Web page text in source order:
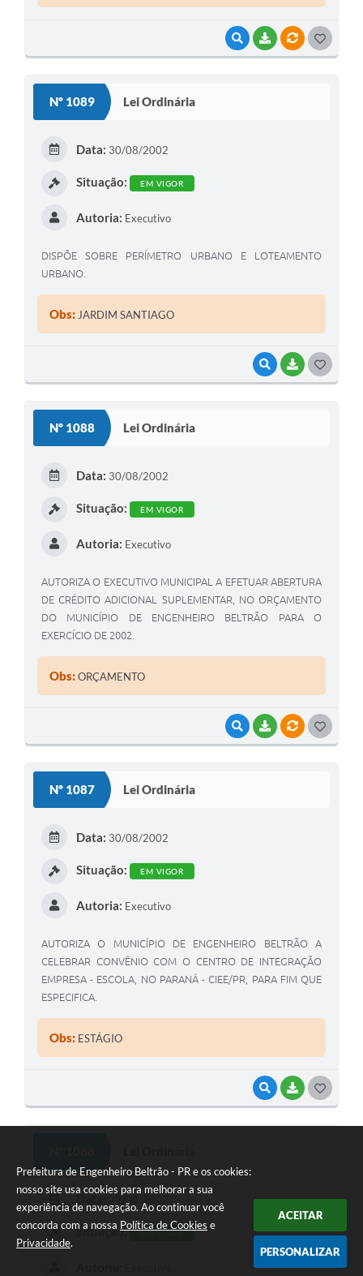
Prefeitura de Engenheiro Beltrão - PR e os cookies:
nosso site usa cookies para melhorar a sua
experiência de navegação. Ao continuar você
concorda com a nossa Política de Cookies e
Privacidade.
ACEITAR
PERSONALIZAR
VISUALIZAR
BAIXARVÍNCULOS
Nº 1089 Lei Ordinária
VISUALIZAR
BAIXAR
Data: 30/08/2002
Situação: EM VIGOR
Autoria: Executivo
DISPÕE SOBRE PERÍMETRO URBANO E LOTEAMENTO
URBANO.
Obs: JARDIM SANTIAGO
Nº 1088 Lei Ordinária
VISUALIZAR
BAIXARVÍNCULOS
Data: 30/08/2002
Situação: EM VIGOR
Autoria: Executivo
AUTORIZA O EXECUTIVO MUNICIPAL A EFETUAR ABERTURA
DE CRÉDITO ADICIONAL SUPLEMENTAR, NO ORÇAMENTO
DO MUNICÍPIO DE ENGENHEIRO BELTRÃO PARA O
EXERCÍCIO DE 2002.
Obs:ORÇAMENTO
Nº 1087 Lei Ordinária
VISUALIZAR
BAIXAR
Data: 30/08/2002
Situação: EM VIGOR
Autoria: Executivo
AUTORIZA O MUNICÍPIO DE ENGENHEIRO BELTRÃO A
CELEBRAR CONVÊNIO COM O CENTRO DE INTEGRAÇÃO
EMPRESA - ESCOLA, NO PARANÁ - CIEE/PR, PARA FIM QUE
ESPECIFICA.
Obs: ESTÁGIO
22/08/2002
Situação: EM VIGOR